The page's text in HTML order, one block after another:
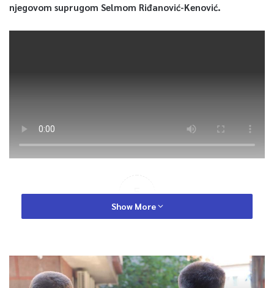
njegovom suprugom Selmom Riđanović-Kenović.
5
Article Rating
Show More